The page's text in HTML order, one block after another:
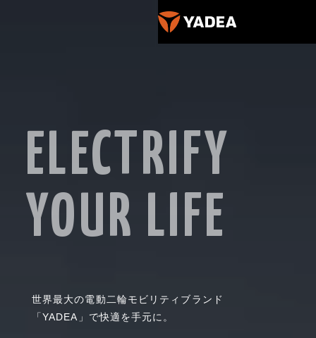
ELECTRIFY
YOUR LIFE
世界最大の電動二輪モビリティブランド
「YADEA」で快適を手元に。